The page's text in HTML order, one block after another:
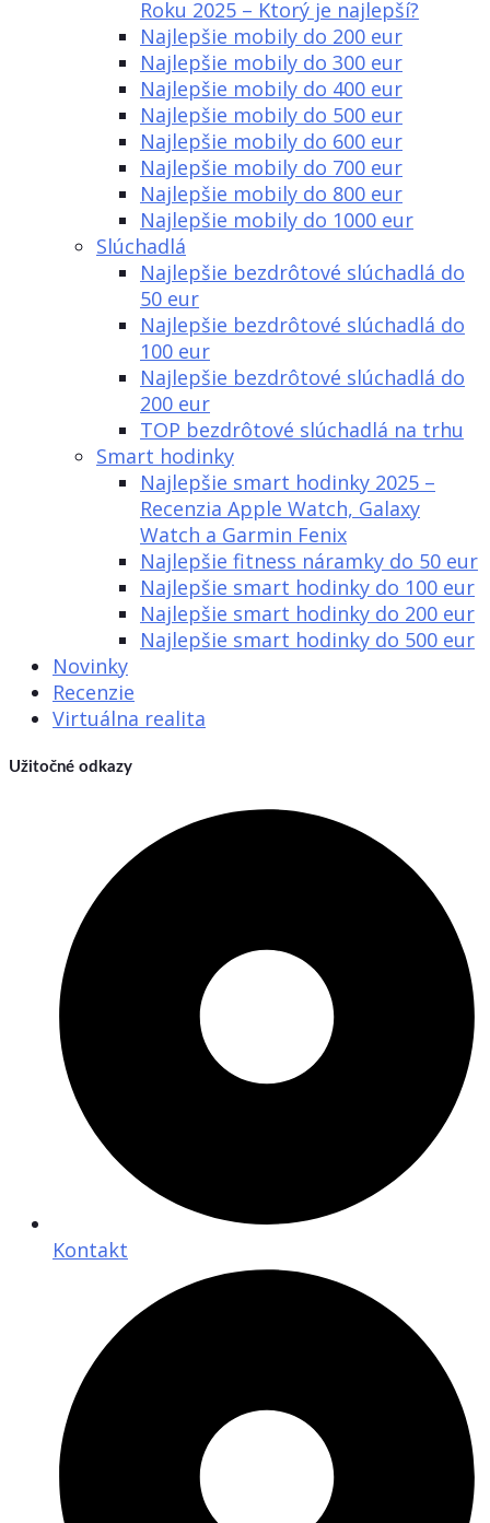
Roku 2025 – Ktorý je najlepší?
Najlepšie mobily do 200 eur
Najlepšie mobily do 300 eur
Najlepšie mobily do 400 eur
Najlepšie mobily do 500 eur
Najlepšie mobily do 600 eur
Najlepšie mobily do 700 eur
Najlepšie mobily do 800 eur
Najlepšie mobily do 1000 eur
Slúchadlá
Najlepšie bezdrôtové slúchadlá do
50 eur
Najlepšie bezdrôtové slúchadlá do
100 eur
Najlepšie bezdrôtové slúchadlá do
200 eur
TOP bezdrôtové slúchadlá na trhu
Smart hodinky
Najlepšie smart hodinky 2025 –
Recenzia Apple Watch, Galaxy
Watch a Garmin Fenix
Najlepšie fitness náramky do 50 eur
Najlepšie smart hodinky do 100 eur
Najlepšie smart hodinky do 200 eur
Najlepšie smart hodinky do 500 eur
Novinky
Recenzie
Virtuálna realita
Užitočné odkazy
Kontakt